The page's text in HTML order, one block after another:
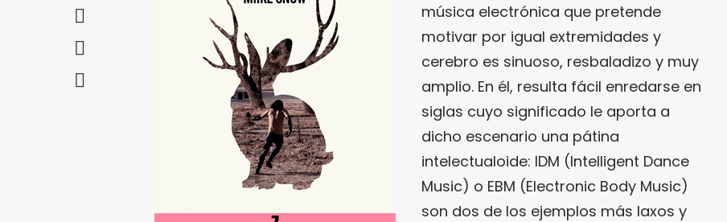
música electrónica que pretende
motivar por igual extremidades y
cerebro es sinuoso, resbaladizo y muy
amplio. En él, resulta fácil enredarse en
siglas cuyo significado le aporta a
dicho escenario una pátina
intelectualoide: IDM (Intelligent Dance
Music) o EBM (Electronic Body Music)
son dos de los ejemplos más laxos y